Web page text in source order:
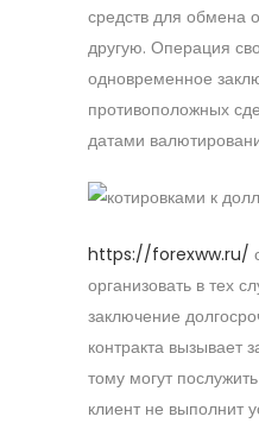
средств для обмена
другую. Операция
одновременное
противоположных
датами
https://forexww.ru/
организовать в тех
заключение
контракта вызывает
тому могут
клиент не выполнит